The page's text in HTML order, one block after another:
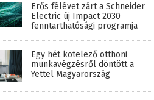
Erős félévet zárt a Schneider
Electric új Impact 2030
fenntarthatósági programja
Egy hét kötelező otthoni
munkavégzésről döntött a
Yettel Magyarország